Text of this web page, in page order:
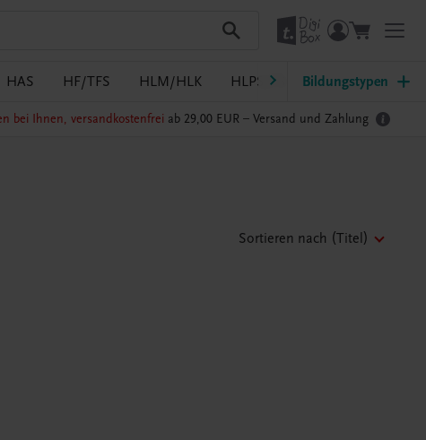
HAS HF/TFS HLM/HLK HLPS/FSB HLT/Kolleg
Bildungstypen
bei Ihnen, versandkostenfrei ab 29,00 EUR – Versand und Zahlung
Sortieren nach (Titel)